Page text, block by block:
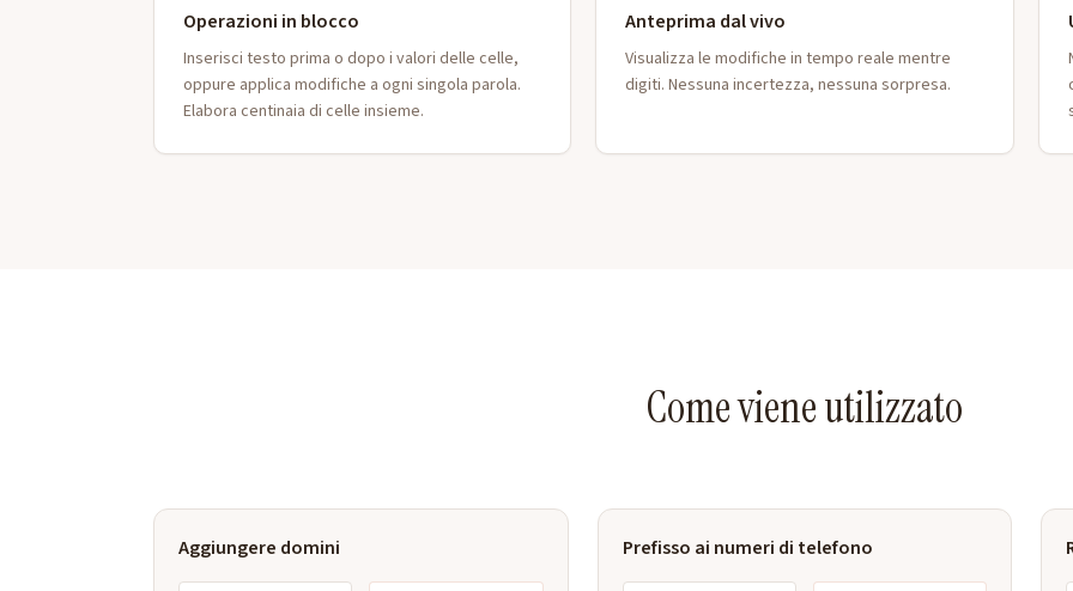
Operazioni in blocco
Inserisci testo prima o dopo i valori delle celle,
oppure applica modifiche a ogni singola parola.
Elabora centinaia di celle insieme.
Anteprima dal vivo
Visualizza le modifiche in tempo reale mentre
digiti. Nessuna incertezza, nessuna sorpresa.
Come viene utilizzato
Aggiungere domini Prefisso ai numeri di telefono